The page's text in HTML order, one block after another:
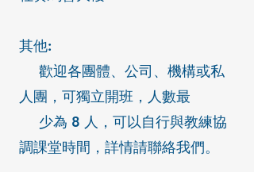
其他:
歡迎各團體、公司、機構或私
人團，可獨立開班，人數最
少為 8 人，可以自行與教練協
調課堂時間，詳情請聯絡我們。